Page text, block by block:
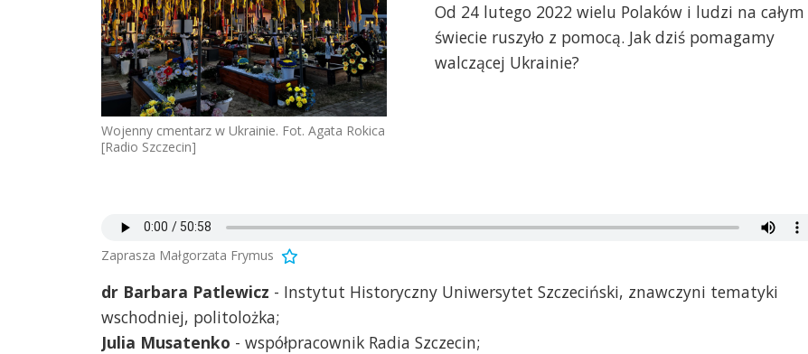
Wojenny cmentarz w Ukrainie. Fot. Agata Rokica
[Radio Szczecin]
Od 24 lutego 2022 wielu Polaków i ludzi na całym
świecie ruszyło z pomocą. Jak dziś pomagamy
walczącej Ukrainie?
Zaprasza Małgorzata Frymus
dr Barbara Patlewicz - Instytut Historyczny Uniwersytet Szczeciński, znawczyni tematyki
wschodniej, politolożka;
Julia Musatenko - współpracownik Radia Szczecin;